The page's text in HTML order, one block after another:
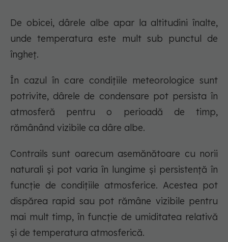
De obicei, dârele albe apar la altitudini înalte,
unde temperatura este mult sub punctul de
îngheț.
În cazul în care condițiile meteorologice sunt
potrivite, dârele de condensare pot persista în
atmosferă pentru o perioadă de timp,
rămânând vizibile ca dâre albe.
Contrails sunt oarecum asemănătoare cu norii
naturali și pot varia în lungime și persistență în
funcție de condițiile atmosferice. Acestea pot
dispărea rapid sau pot rămâne vizibile pentru
mai mult timp, în funcție de umiditatea relativă
și de temperatura atmosferică.